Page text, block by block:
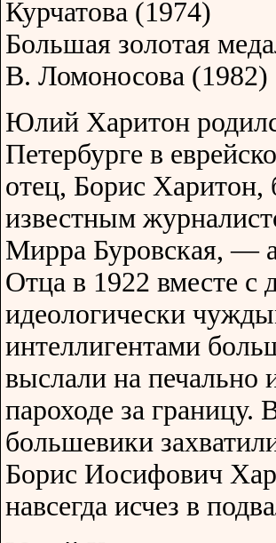
Курчатова (1974)
Большая золотая
В. Ломоносова (1982)
Юлий Харитон
Петербурге в
отец, Борис Харитон,
известным
Мирра Буровская, —
Отца в 1922 вместе с
идеологически
интеллигентами
выслали на печально
пароходе за границу.
большевики
Борис Иосифович
навсегда исчез в